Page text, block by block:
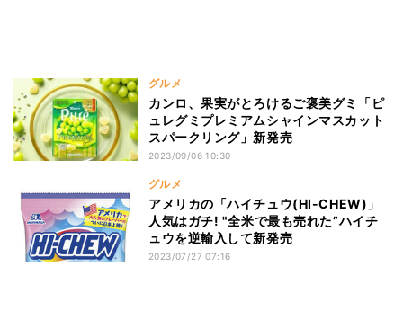
グルメ
カンロ、果実がとろけるご褒美グミ「ピ
ュレグミプレミアムシャインマスカット
スパークリング」新発売
2023/09/06 10:30
グルメ
アメリカの「ハイチュウ(HI-CHEW)」
人気はガチ! "全米で最も売れた”ハイチ
ュウを逆輸入して新発売
2023/07/27 07:16